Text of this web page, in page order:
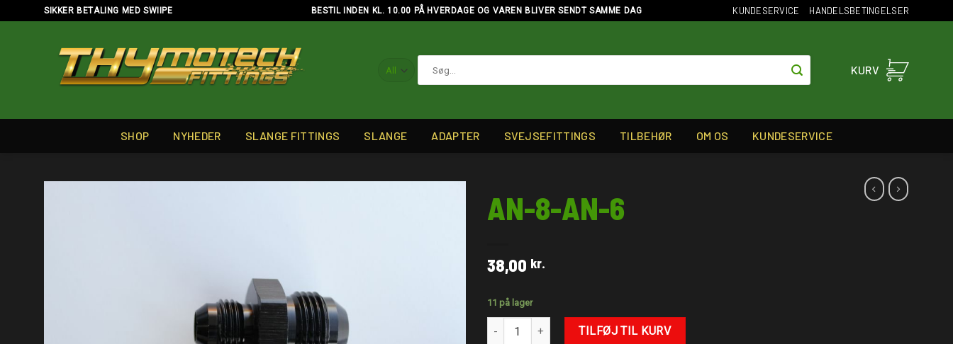
to
SIKKER BETALING MED SWIIPE BESTIL INDEN KL. 10.00 PÅ HVERDAGE OG VAREN BLIVER SENDT SAMME DAG KUNDESERVICE HANDELSBETINGELSER
efter:
KURV
SHOP NYHEDER SLANGE FITTINGS SLANGE ADAPTER SVEJSEFITTINGS TILBEHØR OM OS KUNDESERVICE
AN-8-AN-6
38,00 kr.
11 på lager
AN-8-AN-6 antal TILFØJ TIL KURV